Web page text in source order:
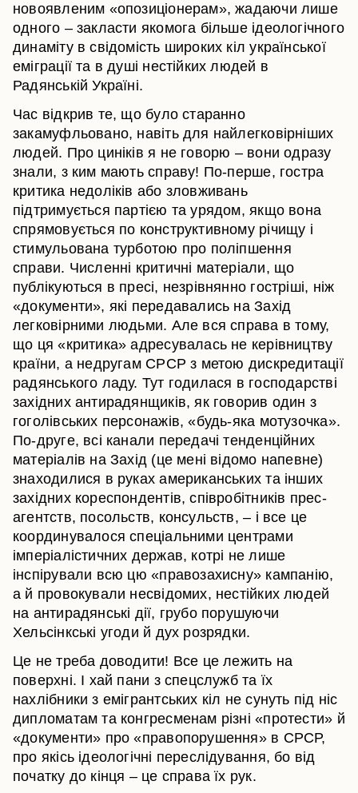
новоявленим «опозиціонерам», жадаючи лише
одного – закласти якомога більше ідеологічного
динаміту в свідомість широких кіл української
еміграції та в душі нестійких людей в
Радянській Україні.
Час відкрив те, що було старанно
закамуфльовано, навіть для найлегковірніших
людей. Про циніків я не говорю – вони одразу
знали, з ким мають справу! По-перше, гостра
критика недоліків або зловживань
підтримується партією та урядом, якщо вона
спрямовується по конструктивному річищу і
стимульована турботою про поліпшення
справи. Численні критичні матеріали, що
публікуються в пресі, незрівнянно гостріші, ніж
«документи», які передавались на Захід
легковірними людьми. Але вся справа в тому,
що ця «критика» адресувалась не керівництву
країни, а недругам СРСР з метою дискредитації
радянського ладу. Тут годилася в господарстві
західних антирадянщиків, як говорив один з
гоголівських персонажів, «будь-яка мотузочка».
По-друге, всі канали передачі тенденційних
матеріалів на Захід (це мені відомо напевне)
знаходилися в руках американських та інших
західних кореспондентів, співробітників прес-
агентств, посольств, консульств, – і все це
координувалося спеціальними центрами
імперіалістичних держав, котрі не лише
інспірували всю цю «правозахисну» кампанію,
а й провокували несвідомих, нестійких людей
на антирадянські дії, грубо порушуючи
Хельсінкські угоди й дух розрядки.
Це не треба доводити! Все це лежить на
поверхні. І хай пани з спецслужб та їх
нахлібники з емігрантських кіл не сунуть під ніс
дипломатам та конгресменам різні «протести» й
«документи» про «правопорушення» в СРСР,
про якісь ідеологічні переслідування, бо від
початку до кінця – це справа їх рук.